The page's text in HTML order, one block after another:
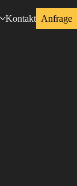
Kontakt Anfrage